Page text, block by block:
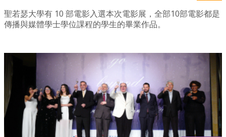
聖若瑟大學有 10 部電影入選本次電影展，全部10部電影都是
傳播與媒體學士學位課程的學生的畢業作品。